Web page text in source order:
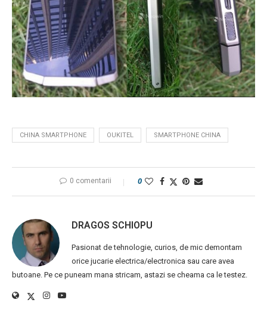
CHINA SMARTPHONE OUKITEL SMARTPHONE CHINA
0 comentarii 0
DRAGOS SCHIOPU
Pasionat de tehnologie, curios, de mic demontam
orice jucarie electrica/electronica sau care avea
butoane. Pe ce puneam mana stricam, astazi se cheama ca le testez.